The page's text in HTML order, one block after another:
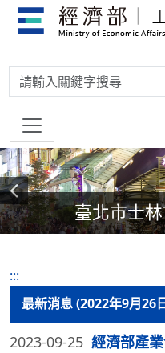
搜尋:
臺北市士
:::
最新消息 (2022年9月26
2023-09-25 經濟部產